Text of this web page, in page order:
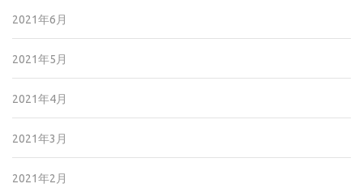
2021年6月
2021年5月
2021年4月
2021年3月
2021年2月